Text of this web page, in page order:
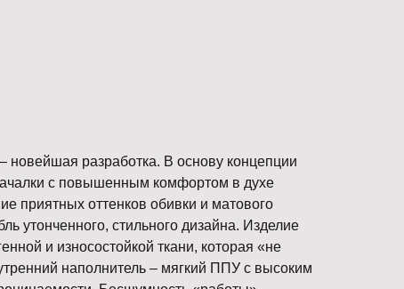
новейшая разработка. В основу концепции
с повышенным комфортом в духе
приятных оттенков обивки и матового
утонченного, стильного дизайна. Изделие
и износостойкой ткани, которая «не
наполнитель – мягкий ППУ с высоким